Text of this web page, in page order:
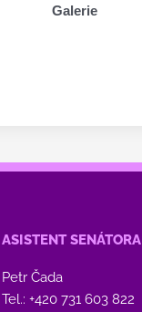
Galerie
ASISTENT SENÁTORA
Petr Čada
Tel.: +420 731 603 822